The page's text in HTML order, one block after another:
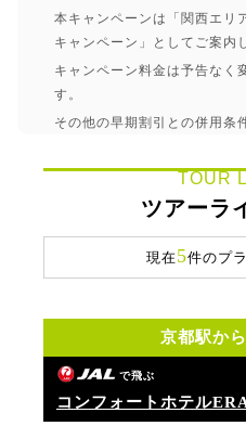
本キャンペーンは「関西エリ
キャンペーン」としてご案内
キャンペーン料金は予告なく
す。
その他の早期割引との併用条
TOUR
ツアーラ
現在5件のプ
京都駅か
で飛ぶ
コンフォートホテル